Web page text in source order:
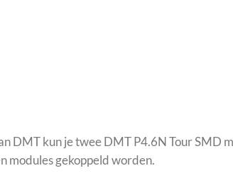
DMT kun je twee DMT P4.6N Tour SMD
modules gekoppeld worden.